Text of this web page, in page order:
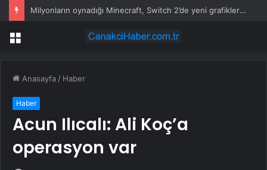
Milyonların oynadığı Minecraft, Switch 2’de yeni grafiklerle geliyor
Menü
Anasayfa / Haber
Haber
Acun Ilıcalı: Ali Koç’a
operasyon var